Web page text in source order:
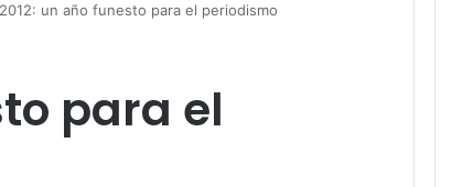
2012: un año funesto para el periodismo
para el